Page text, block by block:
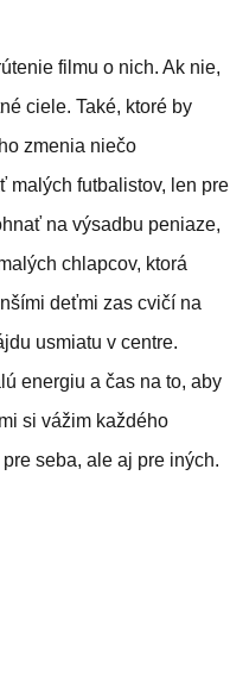
filmu o nich. Ak nie,
ciele. Také, ktoré by
zmenia niečo
malých futbalistov, len pre
na výsadbu peniaze,
chlapcov, ktorá
deťmi zas cvičí na
usmiatu v centre.
energiu a čas na to, aby
si vážim každého
seba, ale aj pre iných.